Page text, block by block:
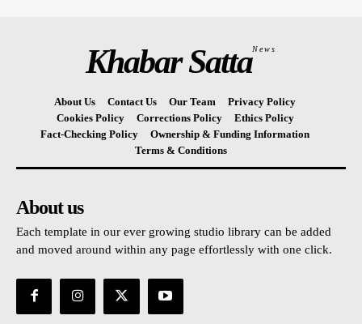
Khabar SattaNews
About Us Contact Us Our Team
Privacy Policy
Cookies Policy
Corrections Policy
Ethics Policy
Fact-Checking Policy
Ownership & Funding Information
Terms & Conditions
About us
Each template in our ever growing studio library can be added
and moved around within any page effortlessly with one click.